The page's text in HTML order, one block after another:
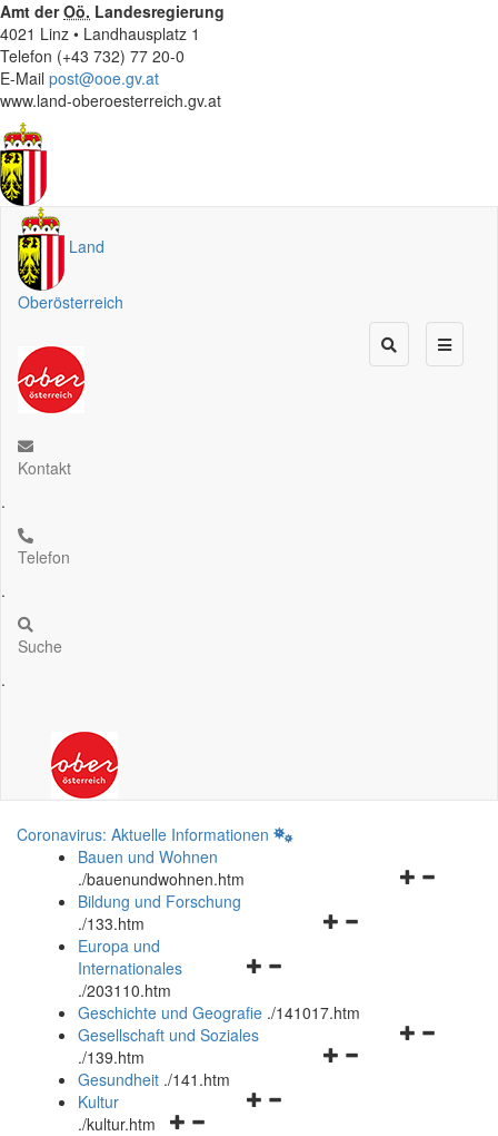
Amt derOö. Landesregierung
4021 Linz • Landhausplatz 1
Telefon (+43 732) 77 20-0
E-Mail post@ooe.gv.at
www.land-oberoesterreich.gv.at
Land
Oberösterreich
Kontakt
.
Telefon
.
Suche
.
Coronavirus: Aktuelle Informationen
Bauen und Wohnen
./bauenundwohnen.htm
Navigationsmenü
Bildung und Forschung
./133.htm
Navigationsmenü
und
schließen
Europa und
Internationales
./203110.htm
Geschichte und Geografie ./141017.htm
Navigationsmenü
Gesellschaft und Soziales
./139.htm
Navigationsmenü
Gesundheit ./141.htm
Navigationsmenü
Kultur
./kultur.htm